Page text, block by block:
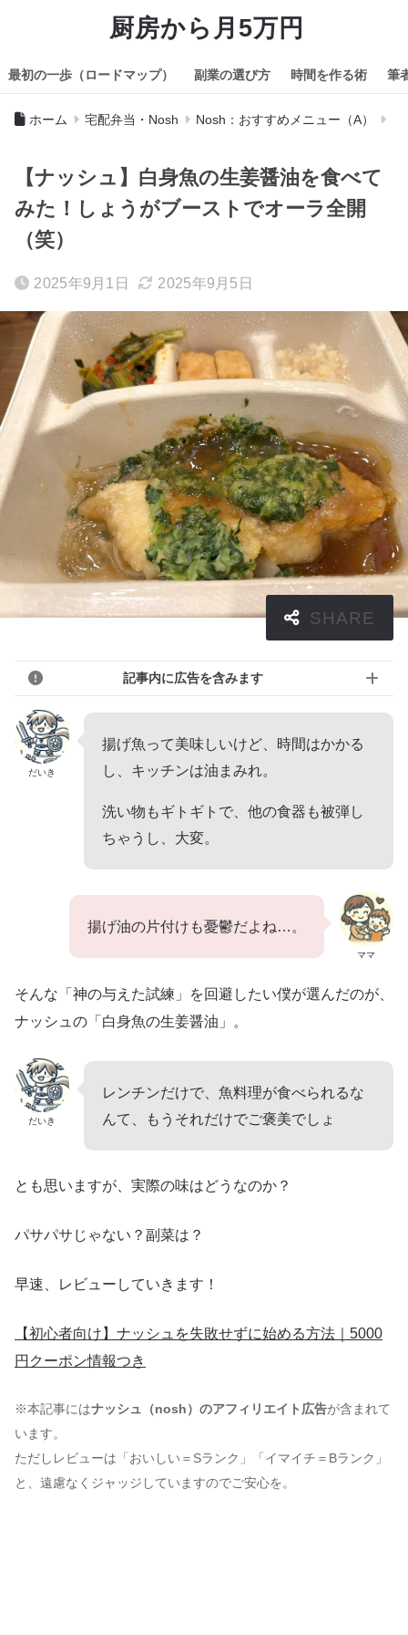
厨房から月5万円
最初の一歩（ロードマップ） 副業の選び方 時間を作る術 筆
ホーム 宅配弁当・Nosh Nosh：おすすめメニュー（A）
【ナッシュ】白身魚の生姜醤油を食べて
みた！しょうがブーストでオーラ全開
（笑）
2025年9月1日 2025年9月5日
記事内に広告を含みます
だいき
揚げ魚って美味しいけど、時間はかかる
し、キッチンは油まみれ。
洗い物もギトギトで、他の食器も被弾し
ちゃうし、大変。
ママ
揚げ油の片付けも憂鬱だよね…。
そんな「神の与えた試練」を回避したい僕が選んだのが、
ナッシュの「白身魚の生姜醤油」。
だいき
レンチンだけで、魚料理が食べられるな
んて、もうそれだけでご褒美でしょ
とも思いますが、実際の味はどうなのか？
パサパサじゃない？副菜は？
早速、レビューしていきます！
【初心者向け】ナッシュを失敗せずに始める方法｜5000
円クーポン情報つき
※本記事にはナッシュ（nosh）のアフィリエイト広告が含まれて
います。
ただしレビューは「おいしい＝Sランク」「イマイチ＝Bランク」
と、遠慮なくジャッジしていますのでご安心を。